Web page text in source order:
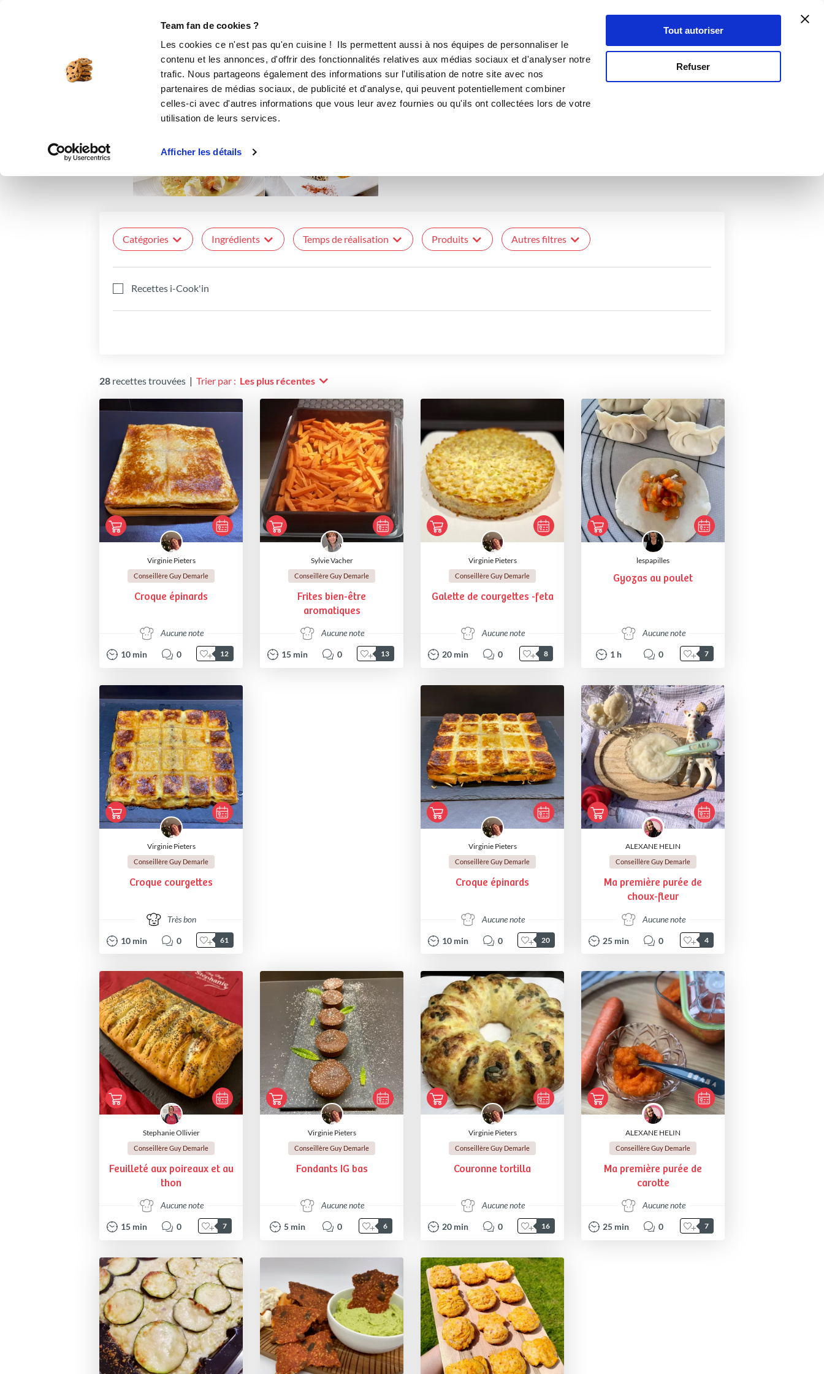
Team fan de cookies ?
Les cookies ce n'est pas qu'en cuisine ! Ils permettent aussi à nos équipes de personnaliser le
contenu et les annonces, d'offrir des fonctionnalités relatives aux médias sociaux et d'analyser notre
trafic. Nous partageons également des informations sur l'utilisation de notre site avec nos
partenaires de médias sociaux, de publicité et d'analyse, qui peuvent potentiellement combiner
celles-ci avec d'autres informations que vous leur avez fournies ou qu'ils ont collectées lors de votre
utilisation de leurs services.
Afficher les détails
Tout autoriser
Refuser
Se connecter
THÉMATIQUE
Recettes à la vapeur
Catégories Ingrédients Temps de réalisation Produits Autres filtres
Recettes i-Cook'in
28 recettes trouvées | Trier par : Les plus récentes
Virginie Pieters
Conseillère Guy Demarle
Croque épinards
Aucune note
10 min 0 12
Sylvie Vacher
Conseillère Guy Demarle
Frites bien-être
aromatiques
Aucune note
15 min 0 13
Virginie Pieters
Conseillère Guy Demarle
Galette de courgettes -feta
Aucune note
20 min 0 8
lespapilles
Gyozas au poulet
Aucune note
1 h 0 7
Virginie Pieters
Conseillère Guy Demarle
Croque courgettes
Très bon
10 min 0 61
Virginie Pieters
Conseillère Guy Demarle
Croque épinards
Aucune note
10 min 0 20
ALEXANE HELIN
Conseillère Guy Demarle
Ma première purée de
choux-fleur
Aucune note
25 min 0 4
Stephanie Ollivier
Conseillère Guy Demarle
Feuilleté aux poireaux et au
thon
Aucune note
15 min 0 7
Virginie Pieters
Conseillère Guy Demarle
Fondants IG bas
Aucune note
5 min 0 6
Virginie Pieters
Conseillère Guy Demarle
Couronne tortilla
Aucune note
20 min 0 16
ALEXANE HELIN
Conseillère Guy Demarle
Ma première purée de
carotte
Aucune note
25 min 0 7